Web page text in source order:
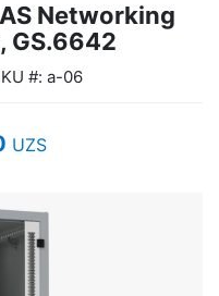
Networking
GS.6642
#: a-06
UZS